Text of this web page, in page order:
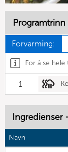
Programtrinn
Forvarming:
For å se
1
Ingredienser
Navn